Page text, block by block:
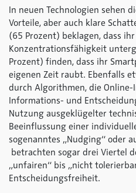
In neuen Technologien sehen
Vorteile, aber auch klare
(65 Prozent) beklagen, dass
Konzentrationsfähigkeit
Prozent) finden, dass ihr
eigenen Zeit raubt. Ebenfalls
durch Algorithmen, die
Informations- und
Nutzung ausgeklügelter
Beeinflussung einer
sogenanntes „Nudging“ oder
betrachten sogar drei Viertel
„unfairen“ bis „nicht
Entscheidungsfreiheit.